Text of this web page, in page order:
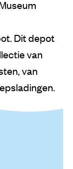
Dit depot
van
van